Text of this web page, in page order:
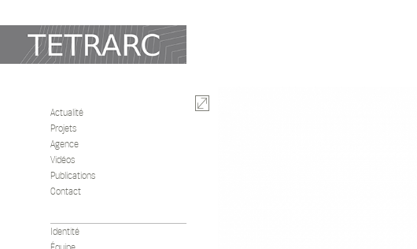
Actualité
Projets
Agence
Vidéos
Publications
Contact
Identité